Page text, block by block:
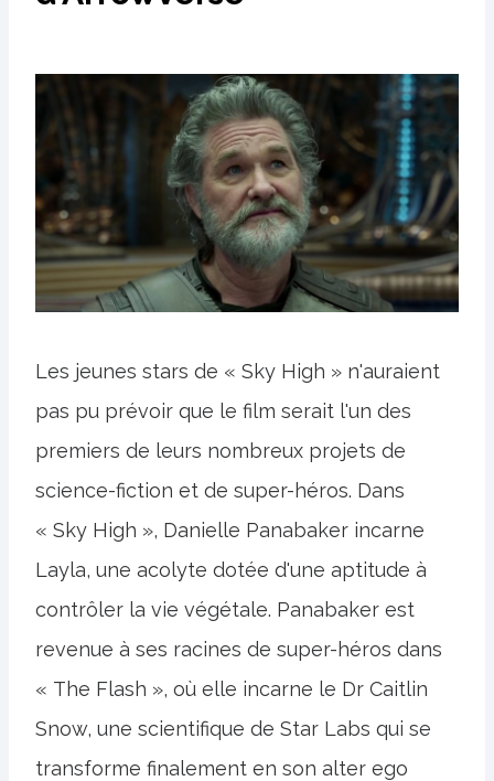
Les jeunes stars de « Sky High » n'auraient
pas pu prévoir que le film serait l'un des
premiers de leurs nombreux projets de
science-fiction et de super-héros. Dans
« Sky High », Danielle Panabaker incarne
Layla, une acolyte dotée d'une aptitude à
contrôler la vie végétale. Panabaker est
revenue à ses racines de super-héros dans
« The Flash », où elle incarne le Dr Caitlin
Snow, une scientifique de Star Labs qui se
transforme finalement en son alter ego